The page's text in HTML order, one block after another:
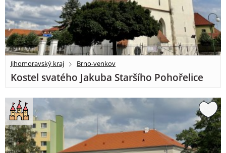
Jihomoravský kraj Brno-venkov
Kostel svatého Jakuba Staršího Pohořelice